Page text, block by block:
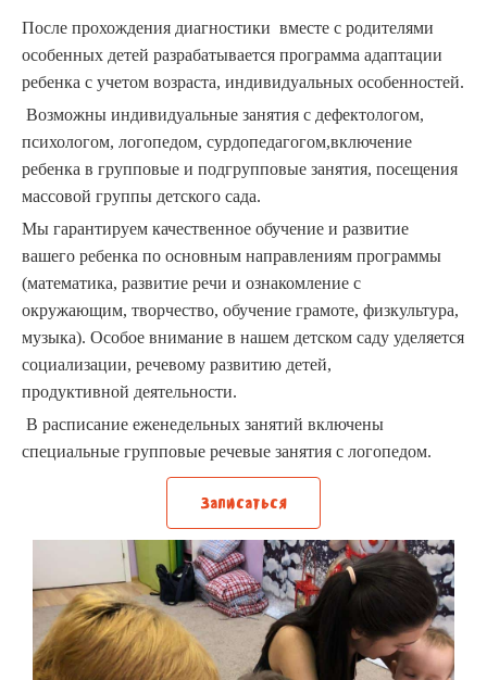
После прохождения диагностики вместе с родителями
особенных детей разрабатывается программа адаптации
ребенка с учетом возраста, индивидуальных особенностей.
Возможны индивидуальные занятия с дефектологом,
психологом, логопедом, сурдопедагогом,включение
ребенка в групповые и подгрупповые занятия, посещения
массовой группы детского сада.
Мы гарантируем качественное обучение и развитие
вашего ребенка по основным направлениям программы
(математика, развитие речи и ознакомление с
окружающим, творчество, обучение грамоте, физкультура,
музыка). Особое внимание в нашем детском саду уделяется
социализации, речевому развитию детей,
продуктивной деятельности.
В расписание еженедельных занятий включены
специальные групповые речевые занятия c логопедом.
Записаться